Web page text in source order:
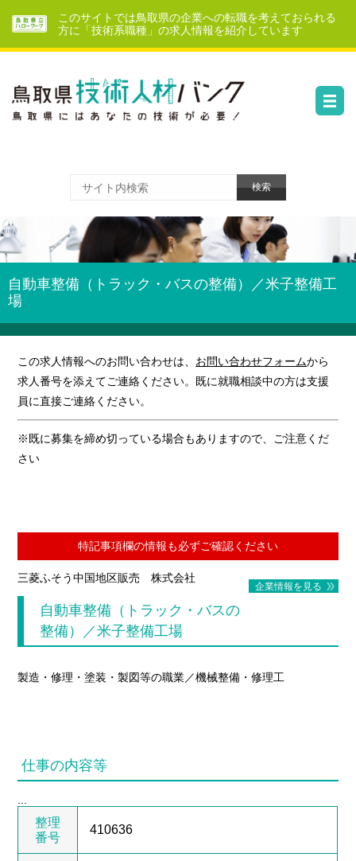
このサイトでは鳥取県の企業への転職を考えておられる
方に「技術系職種」の求人情報を紹介しています
自動車整備（トラック・バスの整備）／米子整備工
場
この求人情報へのお問い合わせは、 お問い合わせフォームから
求人番号を添えてご連絡ください。既に就職相談中の方は支援
員に直接ご連絡ください。
※既に募集を締め切っている場合もありますので、ご注意くだ
さい
特記事項欄の情報も必ずご確認ください
企業情報を見る
三菱ふそう中国地区販売 株式会社
自動車整備（トラック・バスの
整備）／米子整備工場
製造・修理・塗装・製図等の職業／機械整備・修理工
仕事の内容等
整理
番号
410636